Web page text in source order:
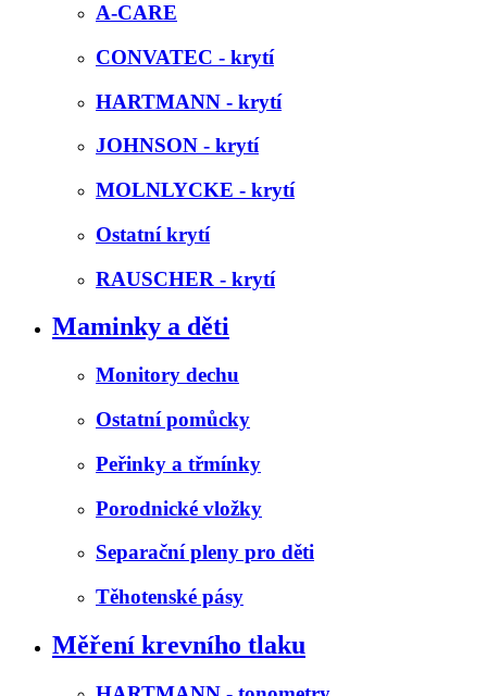
A-CARE
CONVATEC - krytí
HARTMANN - krytí
JOHNSON - krytí
MOLNLYCKE - krytí
Ostatní krytí
RAUSCHER - krytí
Maminky a děti
Monitory dechu
Ostatní pomůcky
Peřinky a třmínky
Porodnické vložky
Separační pleny pro děti
Těhotenské pásy
Měření krevního tlaku